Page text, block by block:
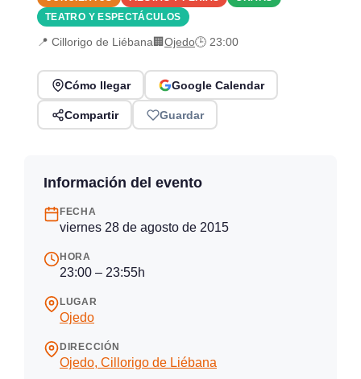
TEATRO Y ESPECTÁCULOS
📍 Cillorigo de Liébana🏢Ojedo🕒 23:00
Cómo llegar Google Calendar
Compartir Guardar
Información del evento
FECHA
viernes 28 de agosto de 2015
HORA
23:00 – 23:55h
LUGAR
Ojedo
DIRECCIÓN
Ojedo, Cillorigo de Liébana